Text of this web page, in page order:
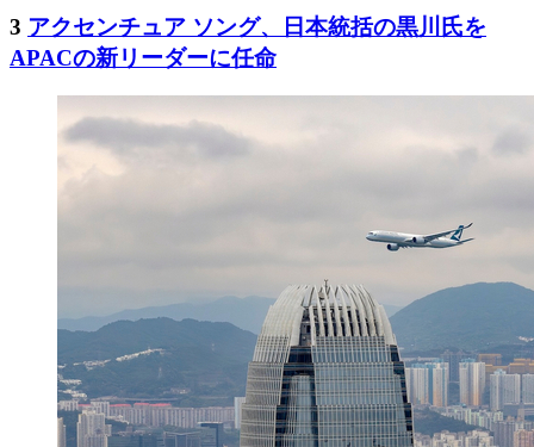
3 アクセンチュア ソング、日本統括の黒川氏を
APACの新リーダーに任命